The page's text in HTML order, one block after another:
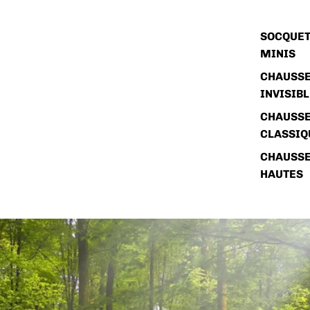
MINIS
HAUTES